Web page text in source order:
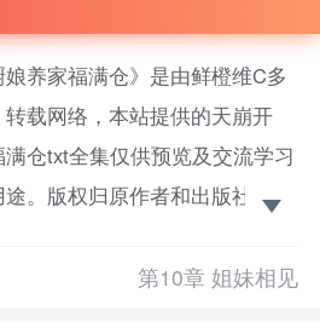
娘养家福满仓》是由鲜橙维C多
载网络，本站提供的天崩开
仓txt全集仅供预览及交流学习
。版权归原作者和出版社所
第10章 姐妹相见